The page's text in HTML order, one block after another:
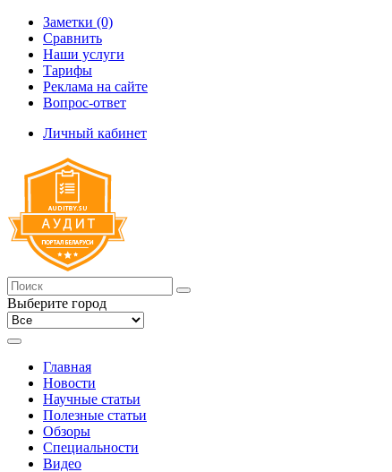
Заметки (0)
Сравнить
Наши услуги
Тарифы
Реклама на сайте
Вопрос-ответ
Личный кабинет
Выберите город
Главная
Новости
Научные статьи
Полезные статьи
Обзоры
Специальности
Видео